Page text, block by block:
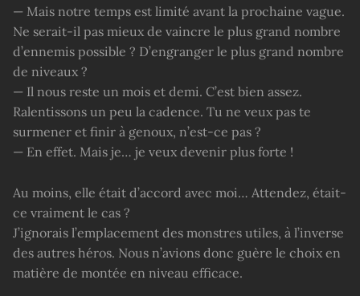
— Mais notre temps est limité avant la prochaine vague.
Ne serait-il pas mieux de vaincre le plus grand nombre
d’ennemis possible ? D’engranger le plus grand nombre
de niveaux ?
— Il nous reste un mois et demi. C’est bien assez.
Ralentissons un peu la cadence. Tu ne veux pas te
surmener et finir à genoux, n’est-ce pas ?
— En effet. Mais je… je veux devenir plus forte !
Au moins, elle était d’accord avec moi… Attendez, était-
ce vraiment le cas ?
J’ignorais l’emplacement des monstres utiles, à l’inverse
des autres héros. Nous n’avions donc guère le choix en
matière de montée en niveau efficace.